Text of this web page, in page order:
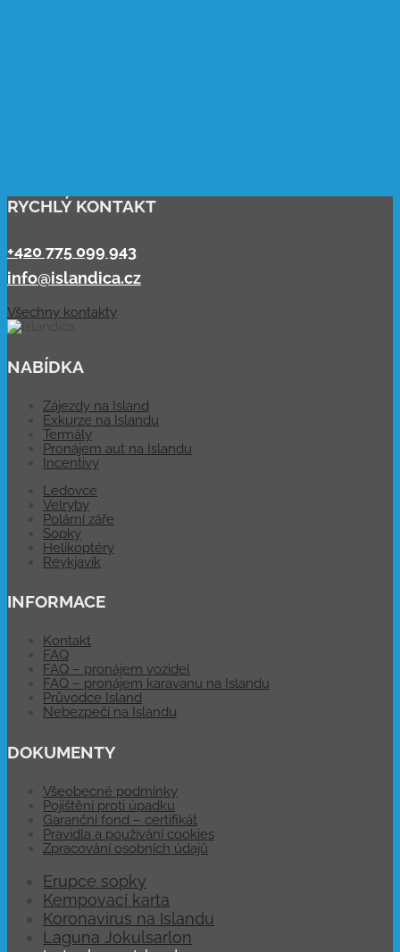
RYCHLÝ KONTAKT
+420 775 099 943
info@islandica.cz
Všechny kontakty
NABÍDKA
Zájezdy na Island
Exkurze na Islandu
Termály
Pronájem aut na Islandu
Incentivy
Ledovce
Velryby
Polární záře
Sopky
Helikoptéry
Reykjavík
INFORMACE
Kontakt
FAQ
FAQ – pronájem vozidel
FAQ – pronájem karavanu na Islandu
Průvodce Island
Nebezpečí na Islandu
DOKUMENTY
Všeobecné podmínky
Pojištění proti úpadku
Garanční fond – certifikát
Pravidla a používání cookies
Zpracování osobních údajů
Erupce sopky
Kempovací karta
Koronavirus na Islandu
Laguna Jokulsarlon